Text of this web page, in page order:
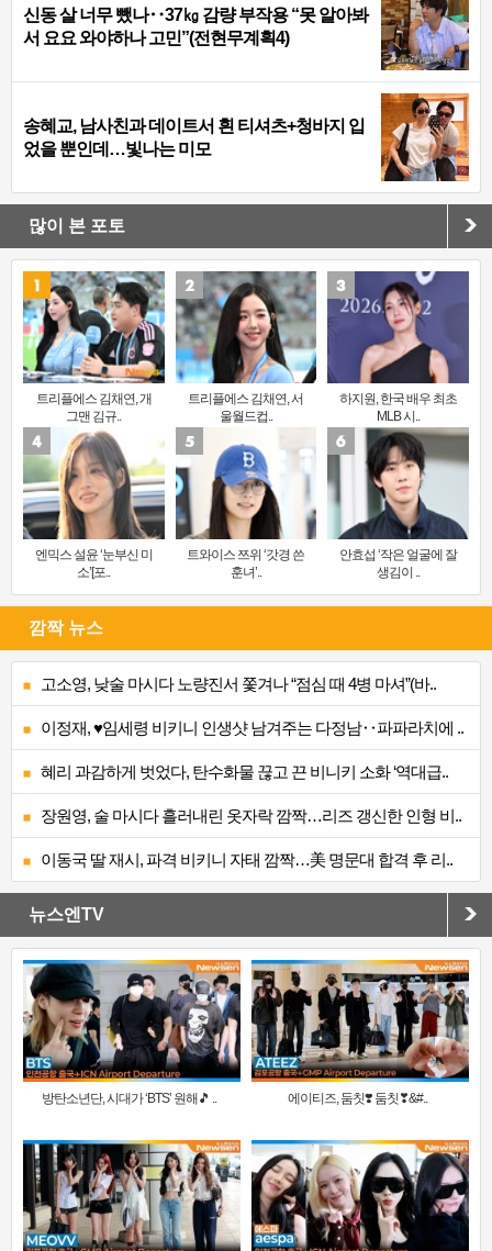
신동 살 너무 뺐나‥37㎏ 감량 부작용 “못 알아봐
서 요요 와야하나 고민”(전현무계획4)
송혜교, 남사친과 데이트서 흰 티셔츠+청바지 입
었을 뿐인데…빛나는 미모
많이 본 포토
트리플에스 김채연, 개
그맨 김규..
트리플에스 김채연, 서
울월드컵..
하지원, 한국 배우 최초
MLB 시..
엔믹스 설윤 ‘눈부신 미
소’[포..
트와이스 쯔위 ‘갓경 쓴
훈녀’..
안효섭 ‘작은 얼굴에 잘
생김이 ..
깜짝 뉴스
고소영, 낮술 마시다 노량진서 쫓겨나 “점심 때 4병 마셔”(바..
이정재, ♥임세령 비키니 인생샷 남겨주는 다정남‥파파라치에 ..
혜리 과감하게 벗었다, 탄수화물 끊고 끈 비니키 소화 ‘역대급..
장원영, 술 마시다 흘러내린 옷자락 깜짝…리즈 갱신한 인형 비..
이동국 딸 재시, 파격 비키니 자태 깜짝…美 명문대 합격 후 리..
뉴스엔TV
방탄소년단, 시대가 ‘BTS’ 원해🎵 .. 에이티즈, 둠칫❣️ 둠칫❣&#..